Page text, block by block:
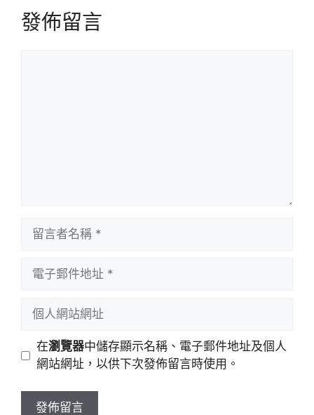
發佈留言
址
站
址
在瀏覽器中儲存顯示名稱、電子郵件地址及個人
網站網址，以供下次發佈留言時使用。